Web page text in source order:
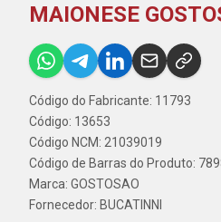
MAIONESE
Código do Fabricante: 11793
Código: 13653
Código NCM: 21039019
Código de Barras do Produto:
Marca: GOSTOSAO
Fornecedor: BUCATINNI